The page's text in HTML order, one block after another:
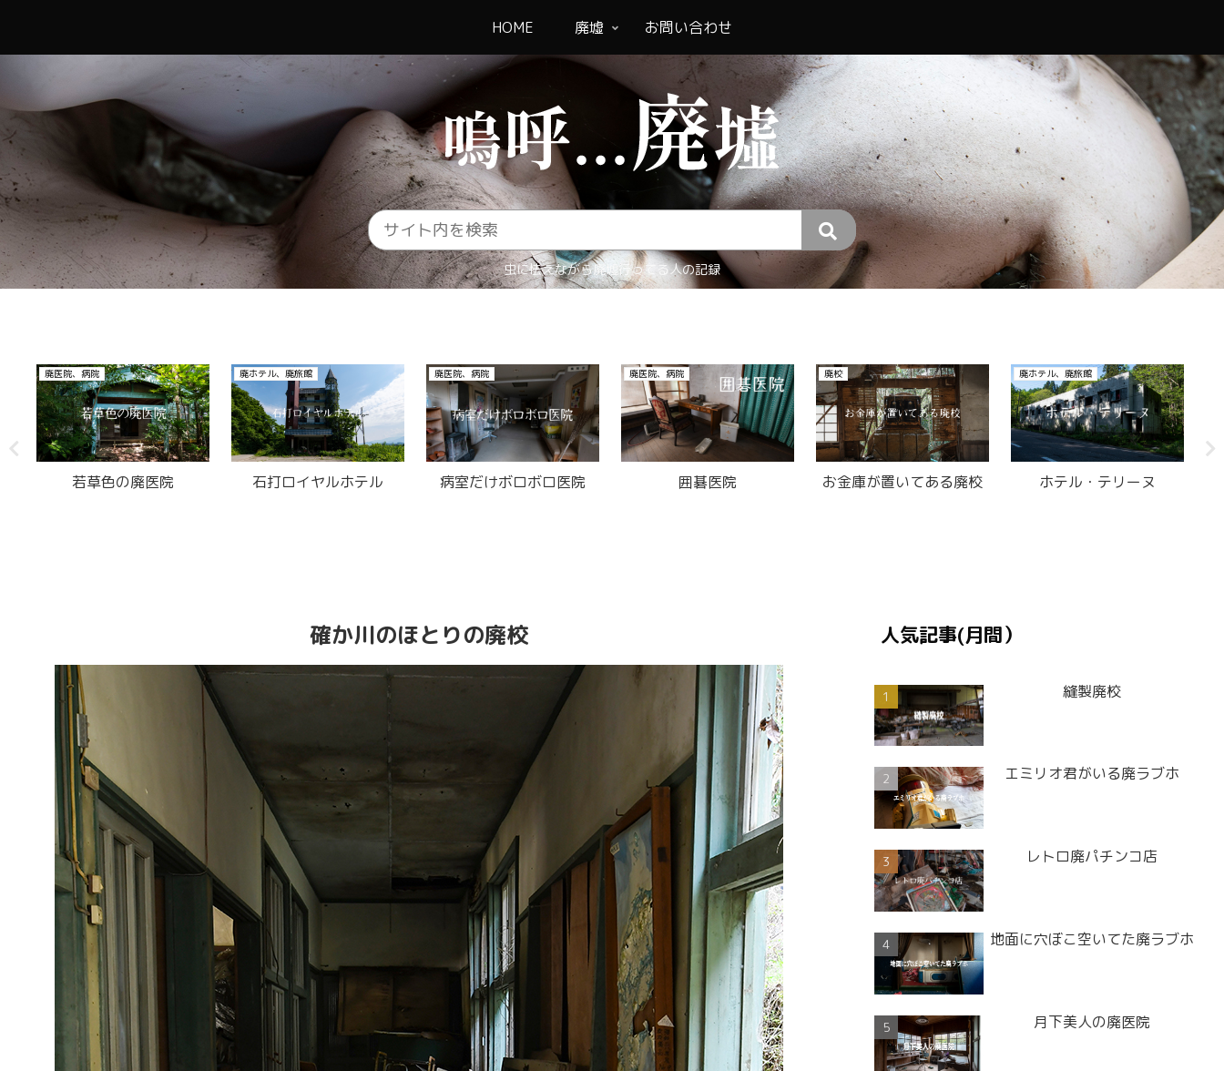
虫に怯えながら廃墟行ってる人の記録
HOME 廃墟 お問い合わせ
その他
ステージ八風
その他
廃村の廃郵便局
その他
戦慄の廃オタ部屋
廃医院、病院
かつてはブロンズ像で賑
廃医院、病院
凸型医院
廃ホテル、廃旅館
モーテル風林
確か川のほとりの廃校 人気記事(月間）
縫製廃校
エミリオ君がいる廃ラブホ
レトロ廃パチンコ店
地面に穴ぼこ空いてた廃ラブホ
月下美人の廃医院